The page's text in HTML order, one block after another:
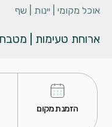
אוכל מקומי | יינות | שף
ארוחת טעימות |